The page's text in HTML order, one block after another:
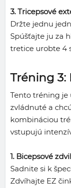
3. Tricepsové
Držte jednu
Spúšťajte ju za
tretice urobte 4
Tréning 3:
Tento tréning je
zvládnuté a
kombináciou
vstupujú
1. Bicepsové
Sadnite si k
Zdvíhajte EZ